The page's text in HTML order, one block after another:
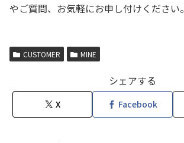
やご質問、お気軽にお申し付けください。
CUSTOMER MINE
シェアする
X Facebook